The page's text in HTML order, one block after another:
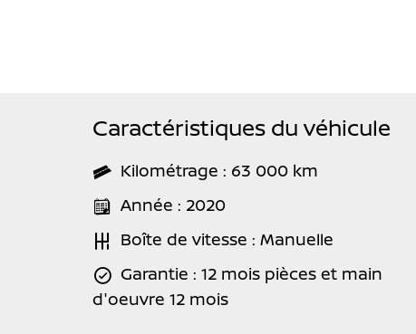
Caractéristiques du véhicule
Kilométrage : 63 000 km
Année : 2020
Boîte de vitesse : Manuelle
Garantie : 12 mois pièces et main
d'oeuvre 12 mois